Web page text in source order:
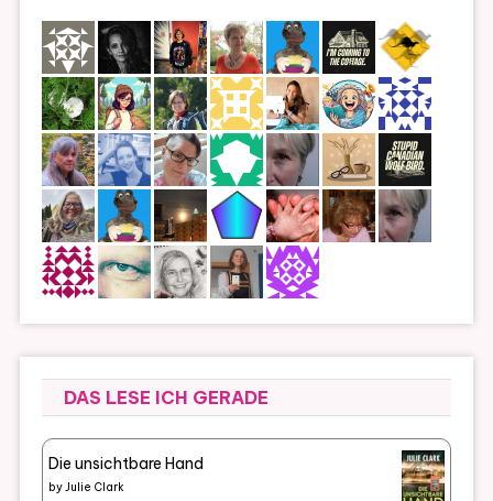
DAS LESE ICH GERADE
Die unsichtbare Hand
byJulie Clark